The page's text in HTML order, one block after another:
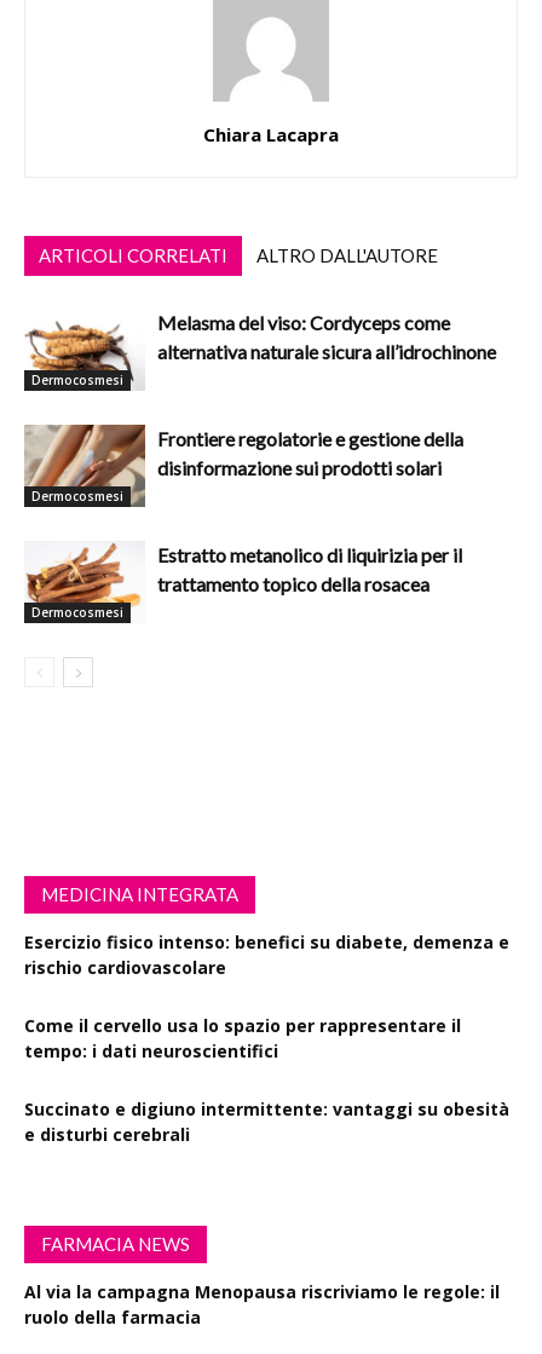
Chiara Lacapra
ARTICOLI CORRELATI ALTRO DALL'AUTORE
Dermocosmesi
Melasma del viso: Cordyceps come
alternativa naturale sicura all’idrochinone
Dermocosmesi
Frontiere regolatorie e gestione della
disinformazione sui prodotti solari
Dermocosmesi
Estratto metanolico di liquirizia per il
trattamento topico della rosacea
MEDICINA INTEGRATA
Esercizio fisico intenso: benefici su diabete, demenza e
rischio cardiovascolare
Come il cervello usa lo spazio per rappresentare il
tempo: i dati neuroscientifici
Succinato e digiuno intermittente: vantaggi su obesità
e disturbi cerebrali
FARMACIA NEWS
Al via la campagna Menopausa riscriviamo le regole: il
ruolo della farmacia